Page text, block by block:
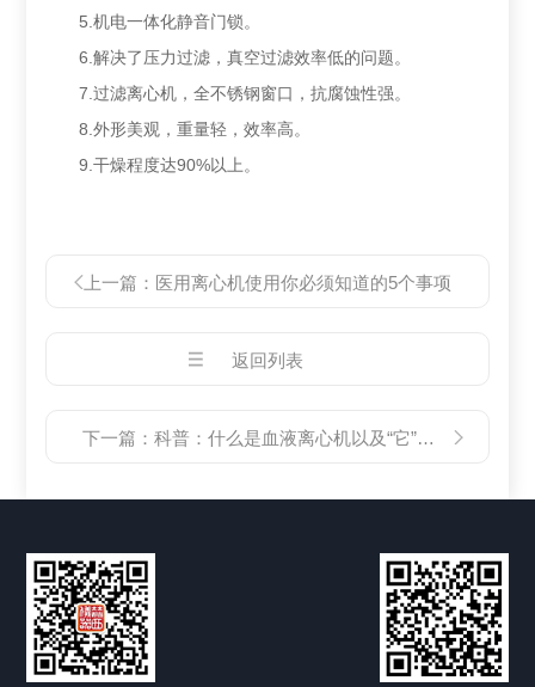
5.机电一体化静音门锁。
6.解决了压力过滤，真空过滤效率低的问题。
7.过滤离心机，全不锈钢窗口，抗腐蚀性强。
8.外形美观，重量轻，效率高。
9.干燥程度达90%以上。
上一篇： 医用离心机使用你必须知道的5个事项
返回列表
下一篇：科普：什么是血液离心机以及“它”的作用